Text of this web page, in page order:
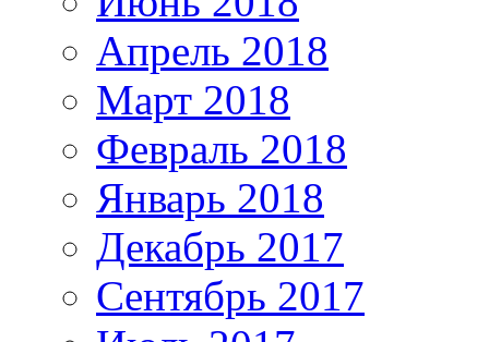
Апрель 2018
Март 2018
Февраль 2018
Январь 2018
Декабрь 2017
Сентябрь 2017